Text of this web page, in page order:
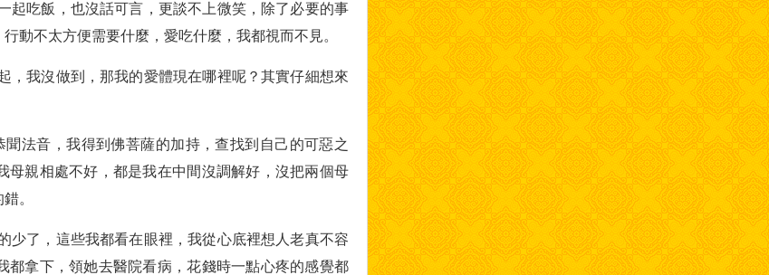
起吃飯，也沒話可言，更談不上微笑，除了必要的事
動不太方便需要什麼，愛吃什麼，我都視而不見。
，我沒做到，那我的愛體現在哪裡呢？其實仔細想來
法音，我得到佛菩薩的加持，查找到自己的可惡之
母親相處不好，都是我在中間沒調解好，沒把兩個母
。
少了，這些我都看在眼裡，我從心底裡想人老真不容
拿下，領她去醫院看病，花錢時一點心疼的感覺都